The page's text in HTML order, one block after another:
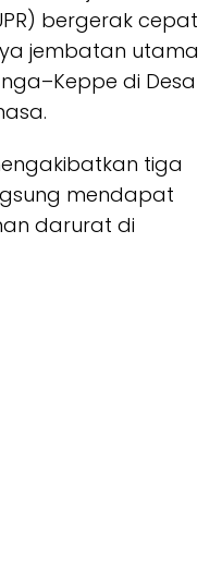
bergerak cepat
jembatan utama
di Desa
tiga
mendapat
darurat di